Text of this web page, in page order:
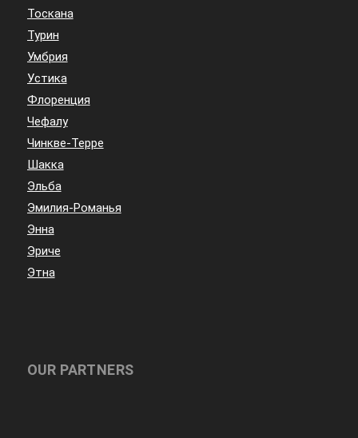
Тоскана
Турин
Умбрия
Устика
Флоренция
Чефалу
Чинкве-Терре
Шакка
Эльба
Эмилия-Романья
Энна
Эриче
Этна
OUR PARTNERS